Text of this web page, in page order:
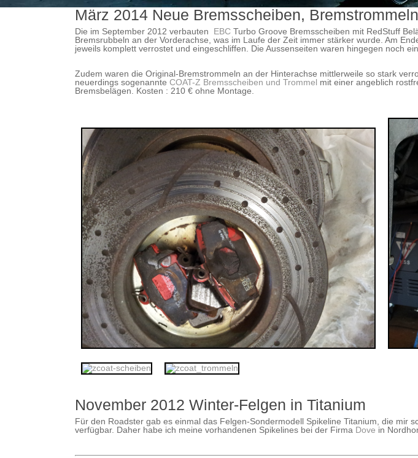
März 2014 Neue Bremsscheiben,
Die im September 2012 verbauten EBC Turbo Groove Bremsscheiben mit RedStuff
Bremsrubbeln an der Vorderachse, was im Laufe der Zeit immer stärker wurde. Am
jeweils komplett verrostet und eingeschliffen. Die Aussenseiten waren hingegen noch
Zudem waren die Original-Bremstrommeln an der Hinterachse mittlerweile so stark
neuerdings sogenannte COAT-Z Bremsscheiben und Trommel mit einer angeblich
Bremsbelägen. Kosten : 210 € ohne Montage.
November 2012 Winter-Felgen in Titanium
Für den Roadster gab es einmal das Felgen-Sondermodell Spikeline Titanium, die
verfügbar. Daher habe ich meine vorhandenen Spikelines bei der Firma Dove in